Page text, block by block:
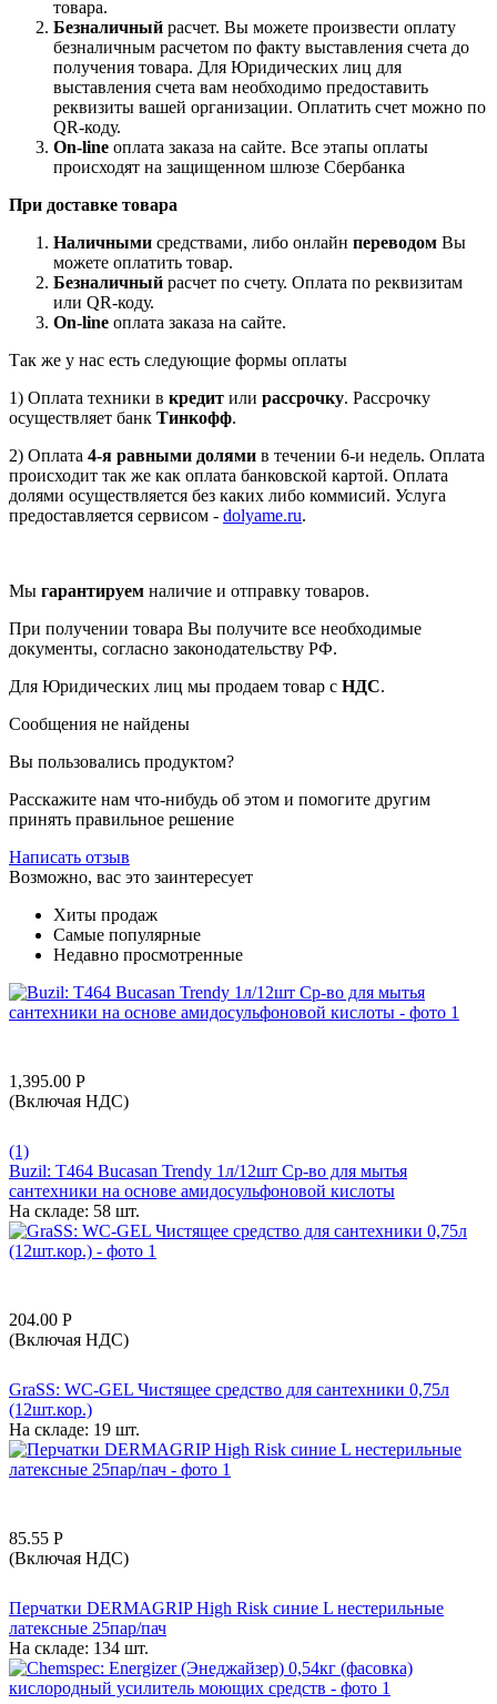
товара.
Безналичный расчет. Вы можете произвести оплату
безналичным расчетом по факту выставления счета до
получения товара. Для Юридических лиц для
выставления счета вам необходимо предоставить
реквизиты вашей организации. Оплатить счет можно по
QR-коду.
On-line оплата заказа на сайте. Все этапы оплаты
происходят на защищенном шлюзе Сбербанка
При доставке товара
Наличными средствами, либо онлайн переводом Вы
можете оплатить товар.
Безналичный расчет по счету. Оплата по реквизитам
или QR-коду.
On-line оплата заказа на сайте.
Так же у нас есть следующие формы оплаты
1) Оплата техники в кредит или рассрочку. Рассрочку
осуществляет банк Тинкофф.
2) Оплата 4-я равными долями в течении 6-и недель. Оплата
происходит так же как оплата банковской картой. Оплата
долями осуществляется без каких либо коммисий. Услуга
предоставляется сервисом - dolyame.ru.
Мы гарантируем наличие и отправку товаров.
При получении товара Вы получите все необходимые
документы, согласно законодательству РФ.
Для Юридических лиц мы продаем товар с НДС.
Сообщения не найдены
Вы пользовались продуктом?
Расскажите нам что-нибудь об этом и помогите другим
принять правильное решение
Написать отзыв
Возможно, вас это заинтересует
Хиты продаж
Самые популярные
Недавно просмотренные
1,395.00 Р
(Включая НДС)
(1)
Buzil: T464 Bucasan Trendy 1л/12шт Ср-во для мытья
сантехники на основе амидосульфоновой кислоты
На складе: 58 шт.
204.00 Р
(Включая НДС)
GraSS: WC-GEL Чистящее средство для сантехники 0,75л
(12шт.кор.)
На складе: 19 шт.
85.55 Р
(Включая НДС)
Перчатки DERMAGRIP High Risk синие L нестерильные
латексные 25пар/пач
На складе: 134 шт.